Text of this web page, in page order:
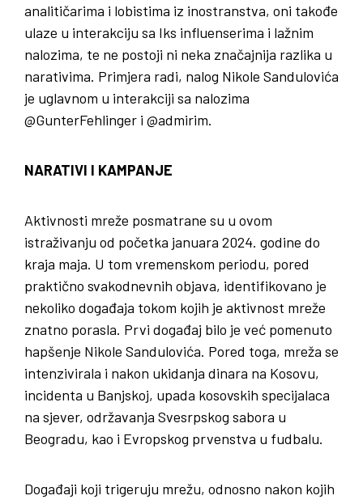
analitičarima i lobistima iz inostranstva, oni takođe
ulaze u interakciju sa Iks influenserima i lažnim
nalozima, te ne postoji ni neka značajnija razlika u
narativima. Primjera radi, nalog Nikole Sandulovića
je uglavnom u interakciji sa nalozima
@GunterFehlinger i @admirim.
NARATIVI I KAMPANJE
Aktivnosti mreže posmatrane su u ovom
istraživanju od početka januara 2024. godine do
kraja maja. U tom vremenskom periodu, pored
praktično svakodnevnih objava, identifikovano je
nekoliko događaja tokom kojih je aktivnost mreže
znatno porasla. Prvi događaj bilo je već pomenuto
hapšenje Nikole Sandulovića. Pored toga, mreža se
intenzivirala i nakon ukidanja dinara na Kosovu,
incidenta u Banjskoj, upada kosovskih specijalaca
na sjever, održavanja Svesrpskog sabora u
Beogradu, kao i Evropskog prvenstva u fudbalu.
Događaji koji trigeruju mrežu, odnosno nakon kojih